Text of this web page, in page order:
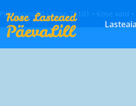
Pikk tänav 30 • Kose 75101 • Kose vald